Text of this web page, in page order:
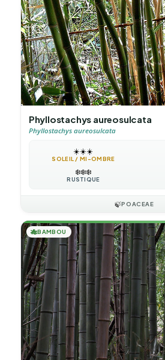
Phyllostachys aureosulcata
Phyllostachys aureosulcata
☀️☀️☀️
SOLEIL / MI-OMBRE
❄️❄️❄️
RUSTIQUE
🍃POACEAE
🎋BAMBOU